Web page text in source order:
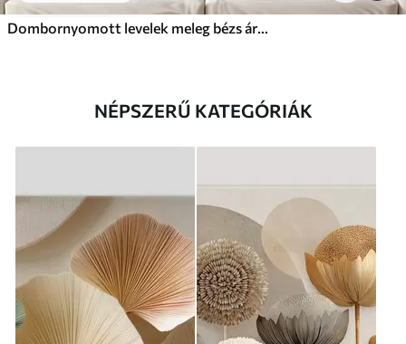
Dombornyomott levelek meleg bézs árnyalatokban
NÉPSZERŰ KATEGÓRIÁK